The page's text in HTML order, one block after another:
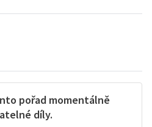
pořad momentálně
díly.